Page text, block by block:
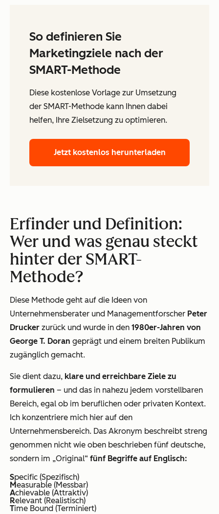
So definieren Sie
Marketingziele nach der
SMART-Methode
Diese kostenlose Vorlage zur Umsetzung
der SMART-Methode kann Ihnen dabei
helfen, Ihre Zielsetzung zu optimieren.
Jetzt kostenlos herunterladen
Erfinder und Definition:
Wer und was genau steckt
hinter der SMART-
Methode?
Diese Methode geht auf die Ideen von
Unternehmensberater und Managementforscher Peter
Drucker zurück und wurde in den 1980er-Jahren von
George T. Doran geprägt und einem breiten Publikum
zugänglich gemacht.
Sie dient dazu, klare und erreichbare Ziele zu
formulieren – und das in nahezu jedem vorstellbaren
Bereich, egal ob im beruflichen oder privaten Kontext.
Ich konzentriere mich hier auf den
Unternehmensbereich. Das Akronym beschreibt streng
genommen nicht wie oben beschrieben fünf deutsche,
sondern im „Original“ fünf Begriffe auf Englisch:
Specific (Spezifisch)
Measurable (Messbar)
Achievable (Attraktiv)
Relevant (Realistisch)
Time Bound (Terminiert)